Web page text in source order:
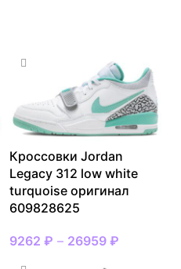
Кроссовки Jordan
Legacy 312 low white
turquoise оригинал
609828625
9262 ₽ – 26959 ₽